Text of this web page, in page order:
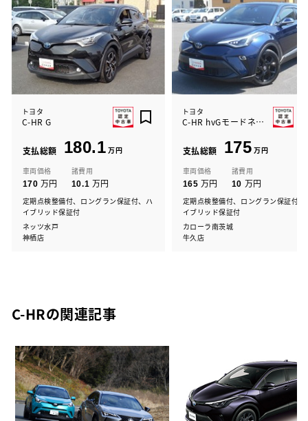
トヨタ
C-HR G
支払総額 180.1 万円
車両価格
170 万円
諸費用
10.1 万円
定期点検整備付、ロングラン保証付、ハ
イブリッド保証付
ネッツ水戸
神栖店
トヨタ
C-HR hvGモードネロセーフティ+
支払総額 175 万円
車両価格
165 万円
諸費用
10 万円
定期点検整備付、ロングラン保証付、
イブリッド保証付
カローラ南茨城
牛久店
C-HRの関連記事